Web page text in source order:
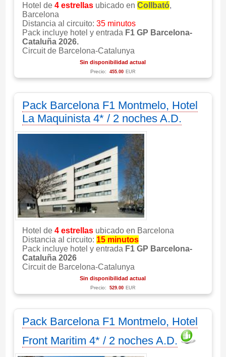
Hotel de 4 estrellasubicado en Collbató,
Barcelona
Distancia al circuito: 35 minutos
Pack incluye hotel y entrada F1 GP Barcelona-
Cataluña 2026.
Circuit de Barcelona-Catalunya
Sin disponibilidad actual
Precio: 455.00 EUR
Pack Barcelona F1 Montmelo, Hotel
La Maquinista 4* / 2 noches A.D.
Hotel de 4 estrellasubicado en Barcelona
Distancia al circuito: 15 minutos
Pack incluye hotel y entrada F1 GP Barcelona-
Cataluña 2026
Circuit de Barcelona-Catalunya
Sin disponibilidad actual
Precio: 529.00 EUR
Pack Barcelona F1 Montmelo, Hotel
Front Maritim 4* / 2 noches A.D.